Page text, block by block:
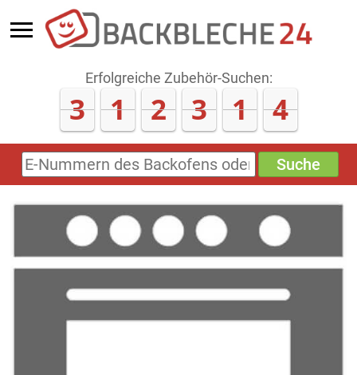
Erfolgreiche Zubehör-Suchen:
3 1 2 3 1 4
E-
Nummern
Sonderzeichen)
Suche